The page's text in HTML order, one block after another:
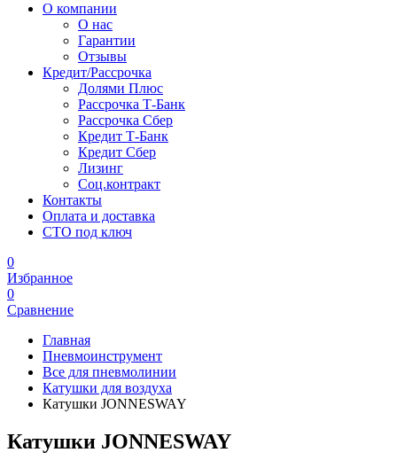
О компании
О нас
Гарантии
Отзывы
Кредит/Рассрочка
Долями Плюс
Рассрочка Т-Банк
Рассрочка Сбер
Кредит Т-Банк
Кредит Сбер
Лизинг
Соц.контракт
Контакты
Оплата и доставка
СТО под ключ
0
Избранное
0
Сравнение
Главная
Пневмоинструмент
Все для пневмолинии
Катушки для воздуха
Катушки JONNESWAY
Катушки JONNESWAY